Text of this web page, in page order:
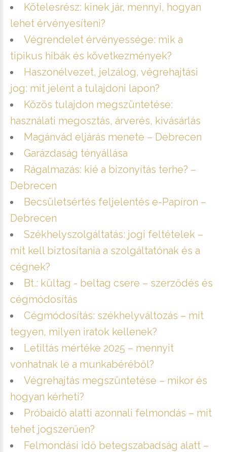
Kötelesrész: kinek jár, mennyi, hogyan
lehet érvényesíteni?
Végrendelet érvényessége: mik a
tipikus hibák és következmények?
Haszonélvezet, jelzálog, végrehajtási
jog: mit jelent a tulajdoni lapon?
Közös tulajdon megszüntetése:
használati megosztás, árverés, kivásárlás
Magánvád eljárás menete – Debrecen
Garázdaság tényállása
Rágalmazás: kié a bizonyítás terhe? –
Debrecen
Becsületsértés feljelentés e-Papíron –
Debrecen
Székhelyszolgáltatás: jogi feltételek –
mit kell biztosítania a szolgáltatónak és a
cégnek?
Bt.: kültag - beltag csere – szerződés és
cégmódosítás
Cégmódosítás: székhelyváltozás – mit
tegyen, milyen iratok kellenek?
Letiltás mértéke 2025 – mennyit
vonhatnak le a munkabéréből?
Végrehajtás megszüntetése – mikor és
hogyan kérheti?
Próbaidő alatti azonnali felmondás – mit
tehet jogszerűen?
Felmondási idő betegszabadság alatt –